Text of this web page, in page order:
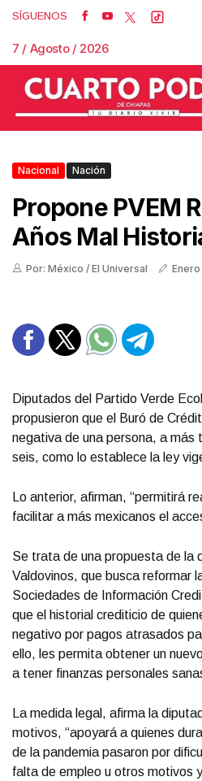
SÍGUENOS
7 / Agosto / 2026
Nacional Nación
Propone PVEM
Años Mal
Por: México / El Universal
Diputados del Partido Verde
propusieron que el Buró de
negativa de una persona, a más
seis, como lo establece la ley
Lo anterior, afirman, “permitirá
facilitar a más mexicanos el
Se trata de una propuesta de la
Valdovinos, que busca reformar
Sociedades de Información
que el historial crediticio de
negativo por pagos atrasados
ello, les permita obtener un
a tener finanzas personales
La medida legal, afirma la
motivos, “apoyará a quienes
de la pandemia pasaron por
falta de empleo u otros motivos